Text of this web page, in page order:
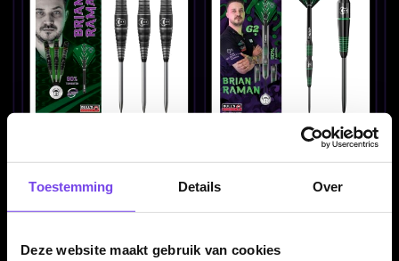
Toestemming Details Over
Deze website maakt gebruik van cookies
Dartpijlen
BULL'S Brian Raman G2